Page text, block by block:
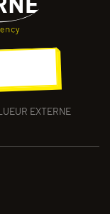
EXTERNE